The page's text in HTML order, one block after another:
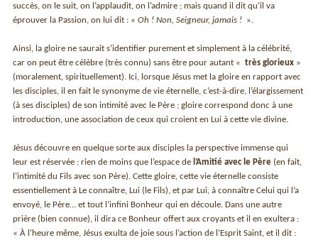
succès, on le suit, on l’applaudit, on l’admire ; mais quand il dit qu’il va
éprouver la Passion, on lui dit : «Oh ! Non, Seigneur, jamais ! ».
Ainsi, la gloire ne saurait s’identifier purement et simplement à la célébrité,
car on peut être célèbre (très connu) sans être pour autant « très glorieux »
(moralement, spirituellement). Ici, lorsque Jésus met la gloire en rapport avec
les disciples, il en fait le synonyme de vie éternelle, c’est-à-dire, l’élargissement
(à ses disciples) de son intimité avec le Père ; gloire correspond donc à une
introduction, une association de ceux qui croient en Lui à cette vie divine.
Jésus découvre en quelque sorte aux disciples la perspective immense qui
leur est réservée : rien de moins que l’espace de l’Amitié avec le Père (en fait,
l’intimité du Fils avec son Père). Cette gloire, cette vie éternelle consiste
essentiellement à Le connaître, Lui (le Fils), et par Lui, à connaître Celui qui l’a
envoyé, le Père… et tout l’infini Bonheur qui en découle. Dans une autre
prière (bien connue), il dira ce Bonheur offert aux croyants et il en exultera :
« À l’heure même, Jésus exulta de joie sous l’action de l’Esprit Saint, et il dit :